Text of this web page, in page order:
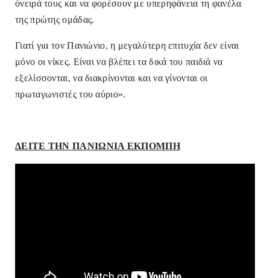
όνειρά τους και να φορέσουν με υπερηφάνεια τη φανέλα
της πρώτης ομάδας.
Γιατί για τον Πανιώνιο, η μεγαλύτερη επιτυχία δεν είναι
μόνο οι νίκες. Είναι να βλέπει τα δικά του παιδιά να
εξελίσσονται, να διακρίνονται και να γίνονται οι
πρωταγωνιστές του αύριο».
ΔΕΙΤΕ ΤΗΝ ΠΑΝΙΩΝΙΑ ΕΚΠΟΜΠΗ